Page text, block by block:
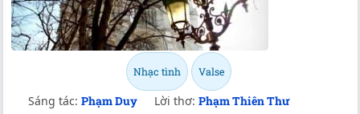
Nhạc tình Valse
Sáng tác: Phạm Duy Lời thơ: Phạm Thiên Thư